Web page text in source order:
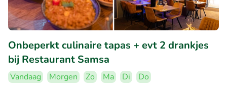
Onbeperkt culinaire tapas + evt 2 drankjes
bij Restaurant Samsa
Vandaag Morgen Zo Ma Di
Do